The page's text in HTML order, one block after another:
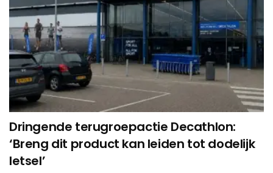
Dringende terugroepactie Decathlon:
‘Breng dit product kan leiden tot dodelijk
letsel’